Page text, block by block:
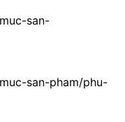
san-
san-pham/phu-